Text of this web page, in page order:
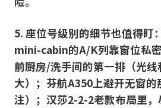
5. 座位号级别的细节也值得盯
mini-cabin的A/K列靠窗位私
前厨房/洗手间的第一排（光
大）；芬航A350上避开无窗
注）；汉莎2-2-2老款布局里